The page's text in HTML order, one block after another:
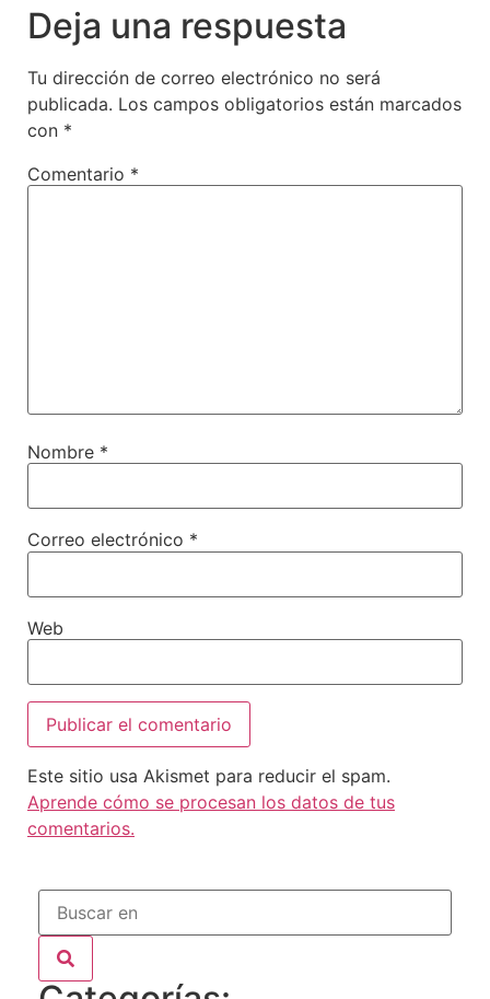
Deja una respuesta
Tu dirección de correo electrónico no será
publicada. Los campos obligatorios están marcados
con *
Comentario *
Nombre *
Correo electrónico *
Web
Este sitio usa Akismet para reducir el spam.
Aprende cómo se procesan los datos de tus
comentarios.